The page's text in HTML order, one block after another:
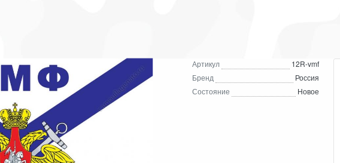
Артикул
12R-vmf
Бренд
Россия
Состояние
Новое